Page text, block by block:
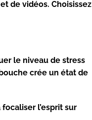
de vidéos. Choisissez
le niveau de stress
crée un état de
l’esprit sur